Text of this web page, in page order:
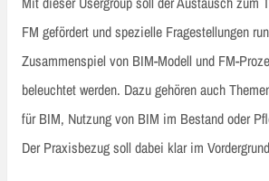
FM gefördert und spezielle Fragestellungen
Zusammenspiel von BIM-Modell und FM-
beleuchtet werden. Dazu gehören auch
für BIM, Nutzung von BIM im Bestand oder
Der Praxisbezug soll dabei klar im